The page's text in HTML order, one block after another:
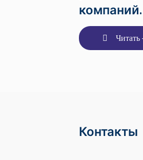
компаний.
Читать
Контакты